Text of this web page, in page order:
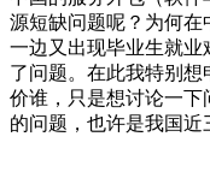
源短缺问题呢？为何
一边又出现毕业生就
了问题。在此我特别
价谁，只是想讨论一
的问题，也许是我国近